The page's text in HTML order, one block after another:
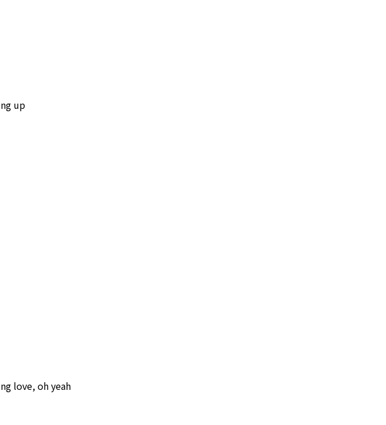
up
love, oh yeah